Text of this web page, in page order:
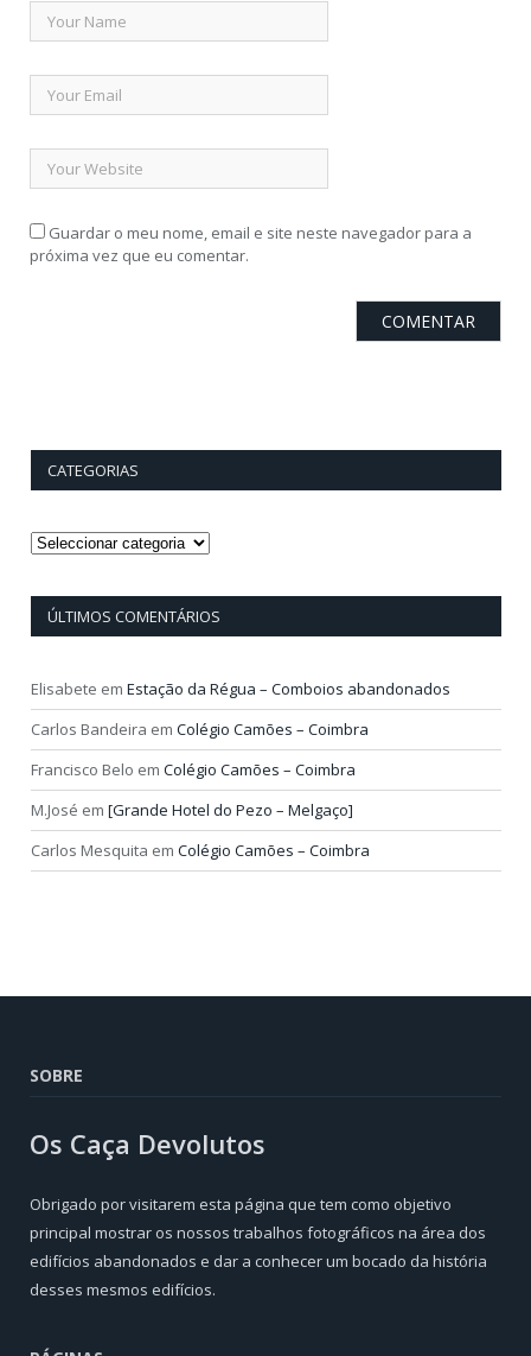
Guardar o meu nome, email e site neste navegador para a
próxima vez que eu comentar.
CATEGORIAS
Categorias
ÚLTIMOS COMENTÁRIOS
Elisabete em Estação da Régua – Comboios abandonados
Carlos Bandeira em Colégio Camões – Coimbra
Francisco Belo em Colégio Camões – Coimbra
M.José em [Grande Hotel do Pezo – Melgaço]
Carlos Mesquita em Colégio Camões – Coimbra
SOBRE
Os Caça Devolutos
Obrigado por visitarem esta página que tem como objetivo
principal mostrar os nossos trabalhos fotográficos na área dos
edifícios abandonados e dar a conhecer um bocado da história
desses mesmos edifícios.